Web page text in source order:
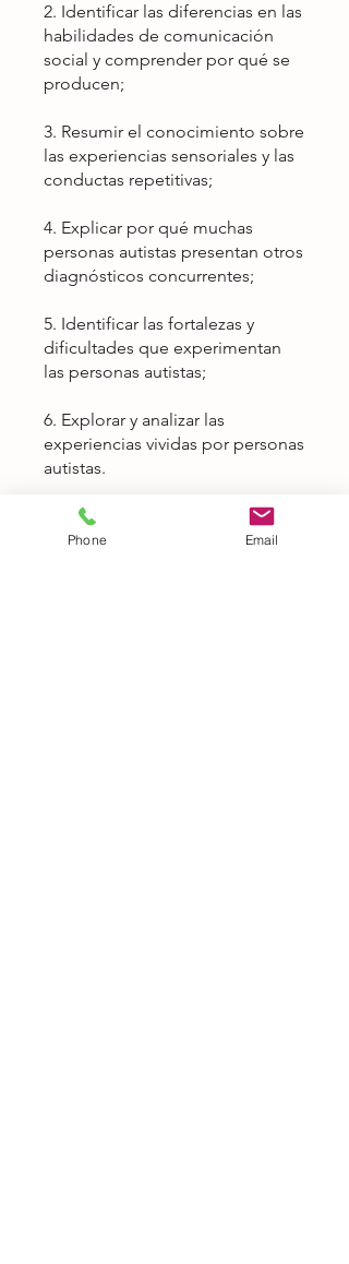
2. Identificar las diferencias en las
habilidades de comunicación
social y comprender por qué se
producen;
3. Resumir el conocimiento sobre
las experiencias sensoriales y las
conductas repetitivas;
4. Explicar por qué muchas
personas autistas presentan otros
diagnósticos concurrentes;
5. Identificar las fortalezas y
dificultades que experimentan
las personas autistas;
6. Explorar y analizar las
experiencias vividas por personas
autistas.
También puedes unirte a este
programa desde la app.
Ir a la
Phone Email